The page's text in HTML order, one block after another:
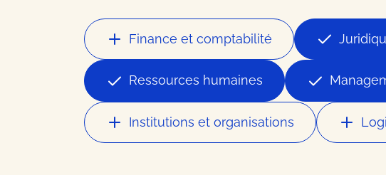
Annuaire
Nos meilleurs contacts dans la mode
Finance et comptabilité
Ressources humaines
Institutions et organisations